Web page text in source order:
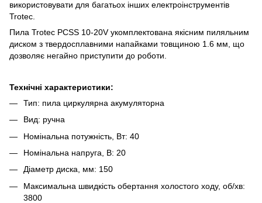
використовувати для багатьох інших електроінструментів
Trotec.
Пила Trotec PCSS 10-20V укомплектована якісним пиляльним
диском з твердосплавними напайками товщиною 1.6 мм, що
дозволяє негайно приступити до роботи.
Технічні характеристики:
Тип: пила циркулярна акумуляторна
Вид: ручна
Номінальна потужність, Вт: 40
Номінальна напруга, В: 20
Діаметр диска, мм: 150
Максимальна швидкість обертання холостого ходу, об/хв:
3800